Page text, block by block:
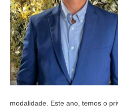
modalidade. Este ano, temos o